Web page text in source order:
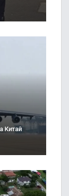
Китай